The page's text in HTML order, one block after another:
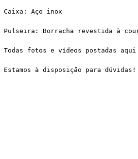
Caixa: Aço inox
Pulseira: Borracha revestida à
Todas fotos e vídeos postadas
Estamos à disposição para